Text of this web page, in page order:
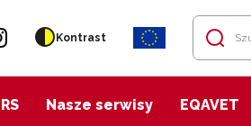
Kontrast
Nasze serwisy EQAVET